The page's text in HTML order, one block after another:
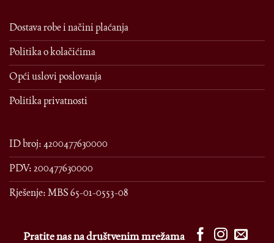
Dostava robe i načini plaćanja
Politika o kolačićima
Opći uslovi poslovanja
Politika privatnosti
ID broj: 4200477630000
PDV: 200477630000
Rješenje: MBS 65-01-0553-08
Pratite nas na društvenim mrežama